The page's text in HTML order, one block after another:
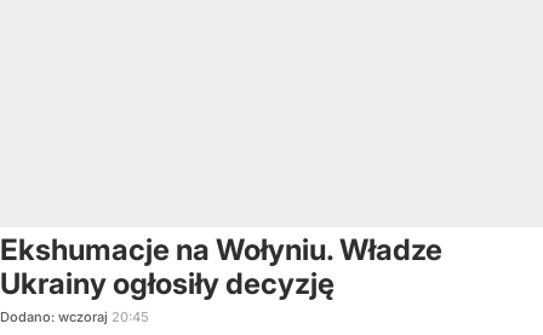
Ekshumacje na Wołyniu. Władze
Ukrainy ogłosiły decyzję
Dodano: wczoraj 20:45